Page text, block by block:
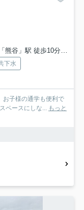
熊谷」駅 徒歩10分
下水
お子様の通学も便利で
ペースにしな... もっと